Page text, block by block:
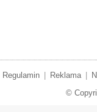
Regulamin Reklama
©